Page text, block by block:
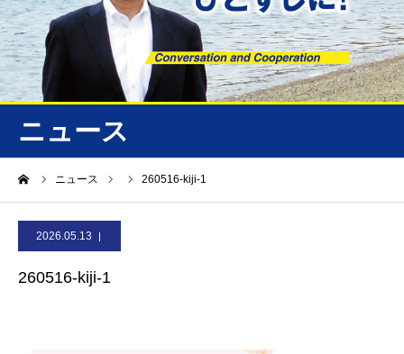
ニュース
ニュース 260516-kiji-1
2026.05.13
260516-kiji-1
プロフィール
ニュース/トピックス
ニュース